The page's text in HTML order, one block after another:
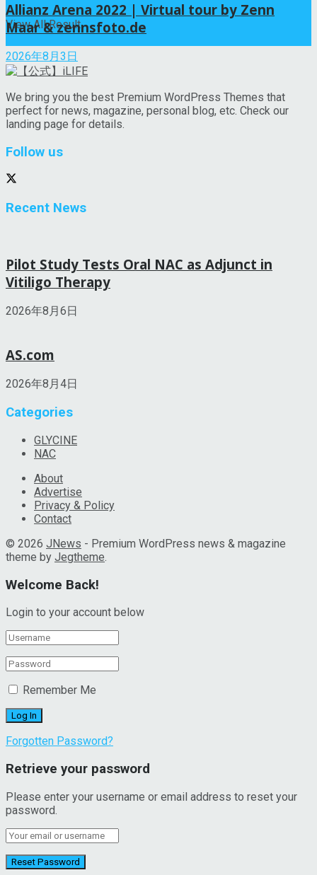
View All Result
Allianz Arena 2022 | Virtual tour by Zenn
Maar & zennsfoto.de
2026年8月3日
We bring you the best Premium WordPress Themes that
perfect for news, magazine, personal blog, etc. Check our
landing page for details.
Follow us
Recent News
Pilot Study Tests Oral NAC as Adjunct in
Vitiligo Therapy
2026年8月6日
AS.com
2026年8月4日
Categories
GLYCINE
NAC
About
Advertise
Privacy & Policy
Contact
© 2026 JNews - Premium WordPress news & magazine
theme by Jegtheme.
Welcome Back!
Login to your account below
Remember Me
Forgotten Password?
Retrieve your password
Please enter your username or email address to reset your
password.